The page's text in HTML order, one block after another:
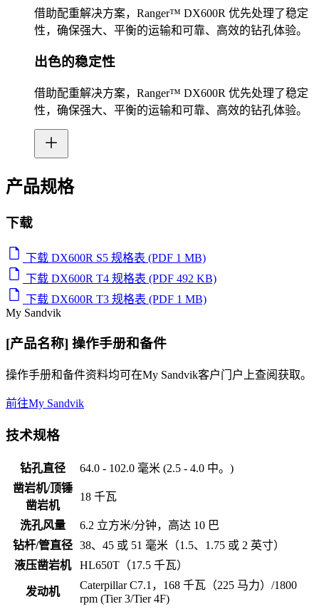
借助配重解决方案，Ranger™ DX600R 优先处理了稳定
性，确保强大、平衡的运输和可靠、高效的钻孔体验。
出色的稳定性
借助配重解决方案，Ranger™ DX600R 优先处理了稳定
性，确保强大、平衡的运输和可靠、高效的钻孔体验。
产品规格
下载
下载 DX600R S5 规格表 (PDF 1 MB)
下载 DX600R T4 规格表 (PDF 492 KB)
下载 DX600R T3 规格表 (PDF 1 MB)
My Sandvik
[产品名称] 操作手册和备件
操作手册和备件资料均可在My Sandvik客户门户上查阅获取。
前往My Sandvik
技术规格
钻孔直径
64.0 - 102.0 毫米 (2.5 - 4.0 中。)
凿岩机/顶锤
凿岩机
18 千瓦
洗孔风量
6.2 立方米/分钟，高达 10 巴
钻杆/管直径
38、45 或 51 毫米（1.5、1.75 或 2 英寸）
液压凿岩机
HL650T（17.5 千瓦）
发动机
Caterpillar C7.1，168 千瓦（225 马力）/1800
rpm (Tier 3/Tier 4F)